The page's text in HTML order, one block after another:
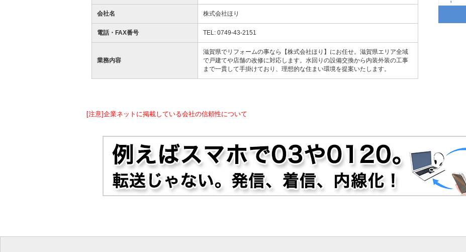
会社名 株式会社ほり
電話・FAX番号 TEL: 0749-43-2151
業務内容
滋賀県でリフォームの事なら【株式会社ほり】にお任せ。滋賀県エリア全域
で戸建てや店舗の改修に対応します。水回りの設備交換から内装外装の工事
まで一貫して手掛けており、理想的な住まい環境を提案いたします。
[注意]企業ネットに掲載している会社の信頼性について